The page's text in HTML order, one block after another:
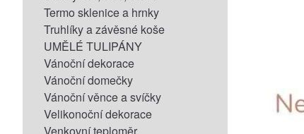
Termo sklenice a hrnky
Truhlíky a závěsné koše
UMĚLÉ TULIPÁNY
Vánoční dekorace
Vánoční domečky
Vánoční věnce a svíčky
Velikonoční dekorace